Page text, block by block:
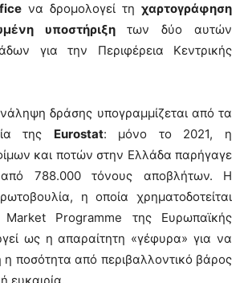
να δρομολογεί τη χαρτογράφηση
υποστήριξητων δύο αυτών
για την Περιφέρεια Κεντρικής
δράσης υπογραμμίζεται από τα
της Eurostat: μόνο το 2021, η
και ποτών στην Ελλάδα παρήγαγε
από 788.000 τόνους αποβλήτων. Η
η οποία χρηματοδοτείται
Programme της Ευρωπαϊκής
ως η απαραίτητη «γέφυρα» για να
η ποσότητα από περιβαλλοντικό βάρος